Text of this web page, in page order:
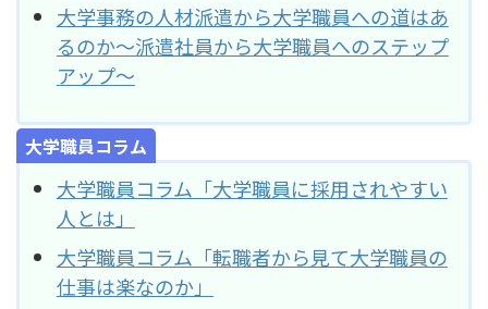
大学事務の人材派遣から大学職員への道はあ
るのか～派遣社員から大学職員へのステップ
アップ～
大学職員コラム
大学職員コラム「大学職員に採用されやすい
人とは」
大学職員コラム「転職者から見て大学職員の
仕事は楽なのか」